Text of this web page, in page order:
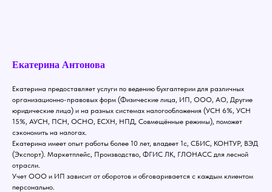
Екатерина Антонова
Екатерина предоставляет услуги по ведению бухгалтерии для различных
организационно-правовых форм (Физические лица, ИП, ООО, АО, Другие
юридические лица) и на разных системах налогообложения (УСН 6%, УСН
15%, АУСН, ПСН, ОСНО, ЕСХН, НПД, Совмещённые режимы), поможет
сэкономить на налогах.
Екатерина имеет опыт работы более 10 лет, владеет 1с, СБИС, КОНТУР, ВЭД
(Экспорт). Маркетплейс, Производство, ФГИС ЛК, ГЛОНАСС для лесной
отрасли.
Учет ООО и ИП зависит от оборотов и обговаривается с каждым клиентом
персонально.